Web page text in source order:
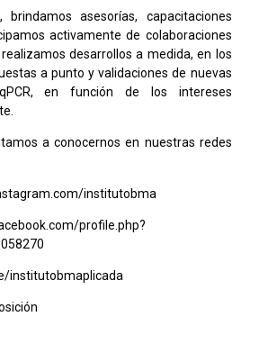
asesorías, capacitaciones
activamente de colaboraciones
desarrollos a medida, en los
a punto y validaciones de nuevas
en función de los intereses
a conocernos en nuestras redes
institutobma
profile.php?
institutobmaplicada